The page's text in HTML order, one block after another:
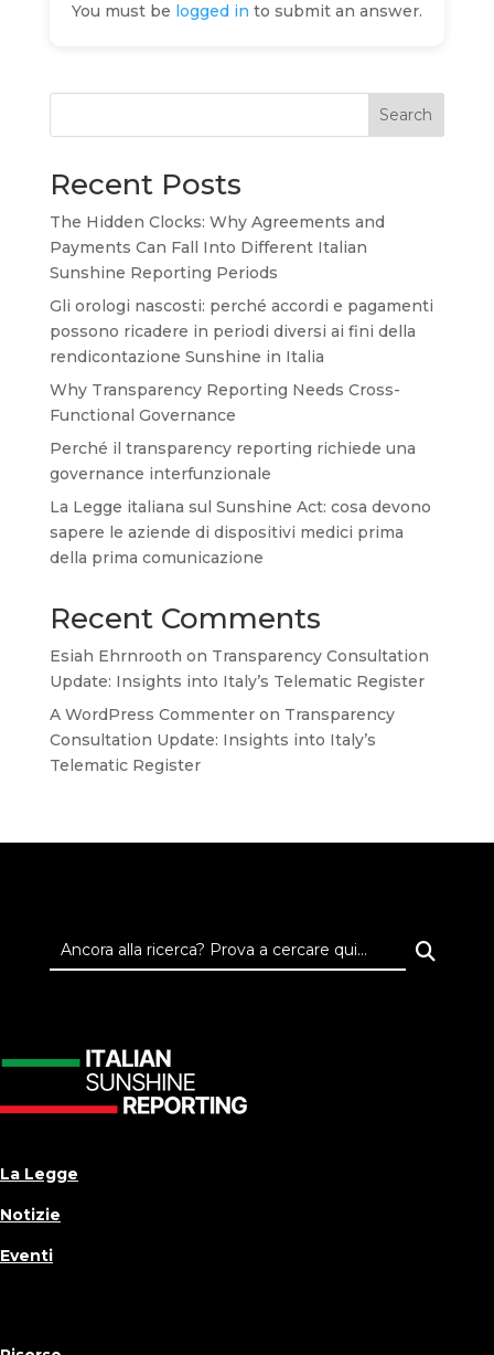
You must be logged in to submit an answer.
Search
Recent Posts
The Hidden Clocks: Why Agreements and
Payments Can Fall Into Different Italian
Sunshine Reporting Periods
Gli orologi nascosti: perché accordi e pagamenti
possono ricadere in periodi diversi ai fini della
rendicontazione Sunshine in Italia
Why Transparency Reporting Needs Cross-
Functional Governance
Perché il transparency reporting richiede una
governance interfunzionale
La Legge italiana sul Sunshine Act: cosa devono
sapere le aziende di dispositivi medici prima
della prima comunicazione
Recent Comments
Esiah Ehrnrooth on Transparency Consultation
Update: Insights into Italy’s Telematic Register
A WordPress Commenteron Transparency
Consultation Update: Insights into Italy’s
Telematic Register
La Legge
Notizie
Eventi